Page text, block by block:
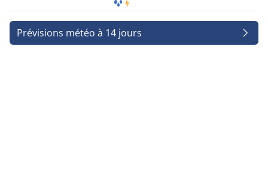
Prévisions météo à 14 jours